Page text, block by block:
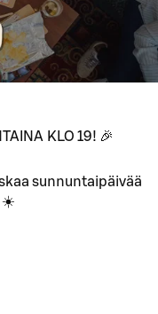
KLO 19! 🎉
sunnuntaipäivää
☀️